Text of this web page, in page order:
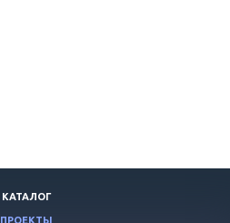
КАТАЛОГ
ПРОЕКТЫ